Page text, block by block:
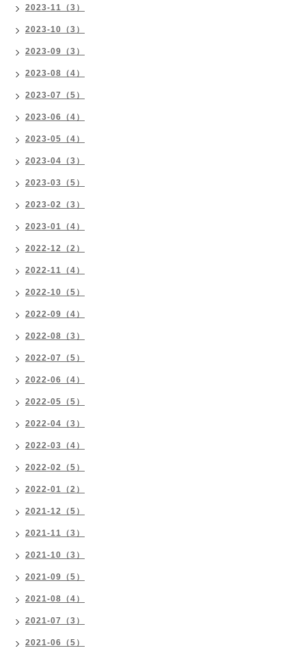
2023-11（3）
2023-10（3）
2023-09（3）
2023-08（4）
2023-07（5）
2023-06（4）
2023-05（4）
2023-04（3）
2023-03（5）
2023-02（3）
2023-01（4）
2022-12（2）
2022-11（4）
2022-10（5）
2022-09（4）
2022-08（3）
2022-07（5）
2022-06（4）
2022-05（5）
2022-04（3）
2022-03（4）
2022-02（5）
2022-01（2）
2021-12（5）
2021-11（3）
2021-10（3）
2021-09（5）
2021-08（4）
2021-07（3）
2021-06（5）